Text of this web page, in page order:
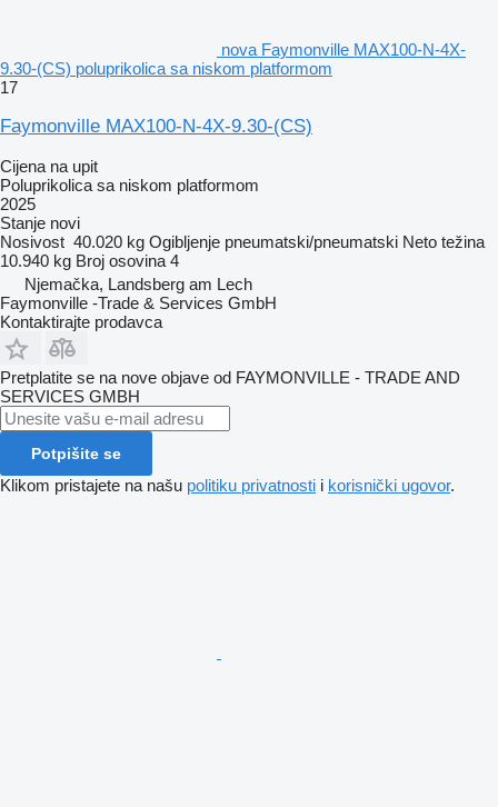
nova Faymonville MAX100-N-4X-
9.30-(CS) poluprikolica sa niskom platformom
17
Faymonville MAX100-N-4X-9.30-(CS)
Cijena na upit
Poluprikolica sa niskom platformom
2025
Stanje novi
Nosivost 40.020 kg Ogibljenje pneumatski/pneumatski Neto težina
10.940 kg Broj osovina 4
Njemačka, Landsberg am Lech
Faymonville -Trade & Services GmbH
Kontaktirajte prodavca
Pretplatite se na nove objave od FAYMONVILLE - TRADE AND
SERVICES GMBH
Potpišite se
Klikom pristajete na našu politiku privatnosti i korisnički ugovor.